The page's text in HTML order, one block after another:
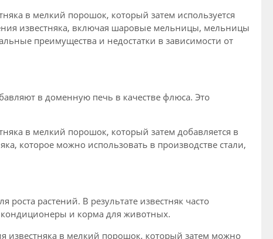
в мелкий порошок, который затем используется
известняка, включая шаровые мельницы, мельницы
преимущества и недостатки в зависимости от
в доменную печь в качестве флюса. Это
в мелкий порошок, который затем добавляется в
которое можно использовать в производстве стали,
растений. В результате известняк часто
кондиционеры и корма для животных.
известняка в мелкий порошок, который затем можно